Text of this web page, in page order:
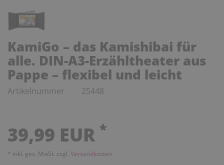
KamiGo – das Kamishibai für
alle. DIN-A3-Erzähltheater aus
Pappe – flexibel und leicht
Artikelnummer 25448
39,99 EUR *
* inkl. ges. MwSt. zzgl. Versandkosten